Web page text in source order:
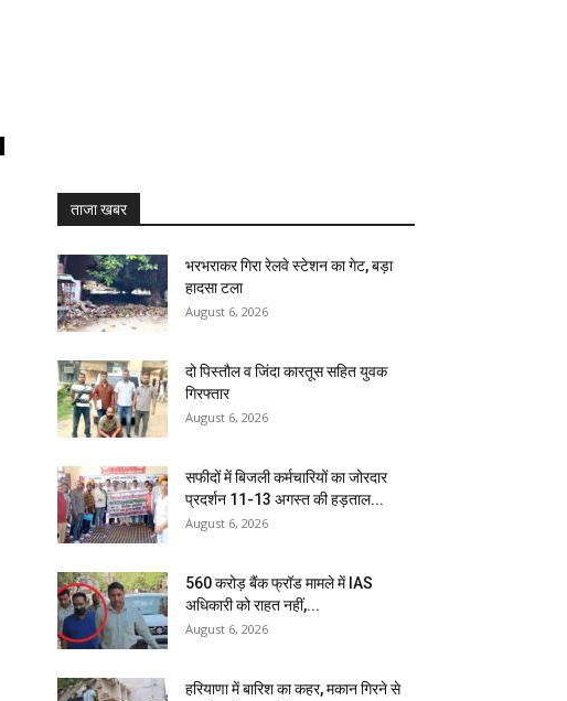
ताजा खबर
भरभराकर गिरा रेलवे स्टेशन का गेट, बड़ा
हादसा टला
August 6, 2026
दो पिस्तौल व जिंदा कारतूस सहित युवक
गिरफ्तार
August 6, 2026
सफीदों में बिजली कर्मचारियों का जोरदार
प्रदर्शन 11-13 अगस्त की हड़ताल...
August 6, 2026
₹560 करोड़ बैंक फ्रॉड मामले में IAS
अधिकारी को राहत नहीं,...
August 6, 2026
हरियाणा में बारिश का कहर, मकान गिरने से